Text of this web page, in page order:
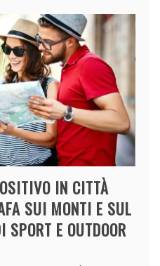
IN CITTÀ
SUI MONTI E SUL
SPORT E OUTDOOR